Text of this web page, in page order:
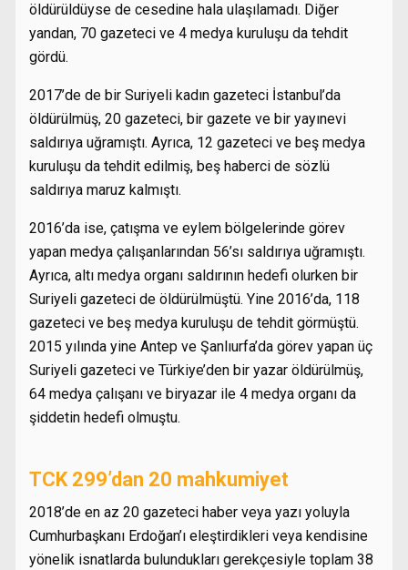
öldürüldüyse de cesedine hala ulaşılamadı. Diğer
yandan, 70 gazeteci ve 4 medya kuruluşu da tehdit
gördü.
2017’de de bir Suriyeli kadın gazeteci İstanbul’da
öldürülmüş, 20 gazeteci, bir gazete ve bir yayınevi
saldırıya uğramıştı. Ayrıca, 12 gazeteci ve beş medya
kuruluşu da tehdit edilmiş, beş haberci de sözlü
saldırıya maruz kalmıştı.
2016’da ise, çatışma ve eylem bölgelerinde görev
yapan medya çalışanlarından 56’sı saldırıya uğramıştı.
Ayrıca, altı medya organı saldırının hedefi olurken bir
Suriyeli gazeteci de öldürülmüştü. Yine 2016’da, 118
gazeteci ve beş medya kuruluşu de tehdit görmüştü.
2015 yılında yine Antep ve Şanlıurfa’da görev yapan üç
Suriyeli gazeteci ve Türkiye’den bir yazar öldürülmüş,
64 medya çalışanı ve biryazar ile 4 medya organı da
şiddetin hedefi olmuştu.
TCK 299’dan 20 mahkumiyet
2018’de en az 20 gazeteci haber veya yazı yoluyla
Cumhurbaşkanı Erdoğan’ı eleştirdikleri veya kendisine
yönelik isnatlarda bulundukları gerekçesiyle toplam 38